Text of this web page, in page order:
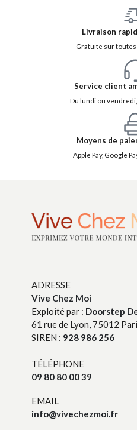
Livraison
Gratuite sur toutes
Service client
Du lundi ou
Moyens de
Apple Pay, Google
ADRESSE
Vive Chez Moi
Exploité par : Doorstep
61 rue de Lyon, 75012
SIREN : 928 986 256
TÉLÉPHONE
09 80 80 00 39
EMAIL
info@vivechezmoi.fr